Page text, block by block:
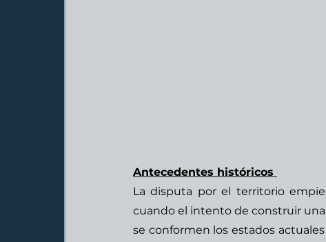
Antecedentes históricos
La disputa por el territorio
cuando el intento de construir
se conformen los estados